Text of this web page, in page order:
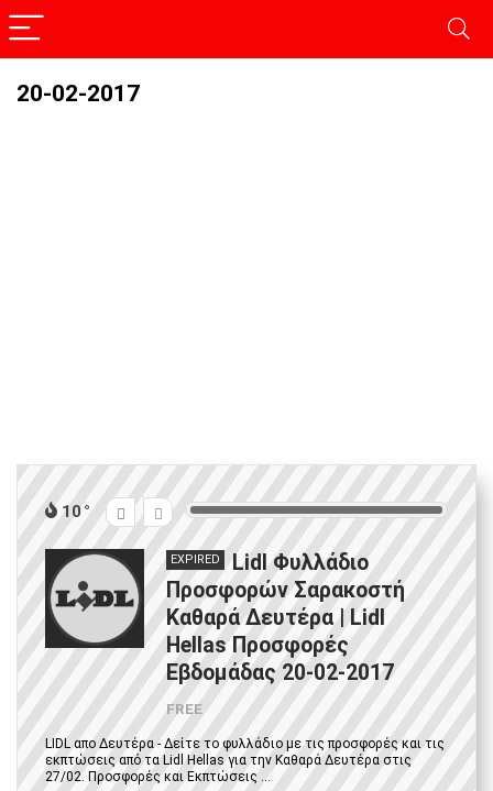
20-02-2017
10
EXPIRED
Lidl Φυλλάδιο
Προσφορών Σαρακοστή
Καθαρά Δευτέρα | Lidl
Hellas Προσφορές
Εβδομάδας 20-02-2017
FREE
LIDL απο Δευτέρα - Δείτε το φυλλάδιο με τις προσφορές και τις
εκπτώσεις από τα Lidl Hellas για την Καθαρά Δευτέρα στις
27/02. Προσφορές και Εκπτώσεις ...